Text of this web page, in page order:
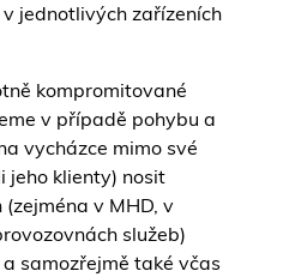
jednotlivých zařízeních
kompromitované
v případě pohybu a
vycházce mimo své
jeho klienty) nosit
v MHD, v
služeb)
samozřejmě také včas